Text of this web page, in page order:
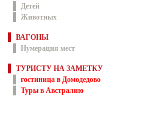
Детей
Животных
ВАГОНЫ
Нумерация мест
ТУРИСТУ НА ЗАМЕТКУ
гостиница в Домодедово
Туры в Австралию